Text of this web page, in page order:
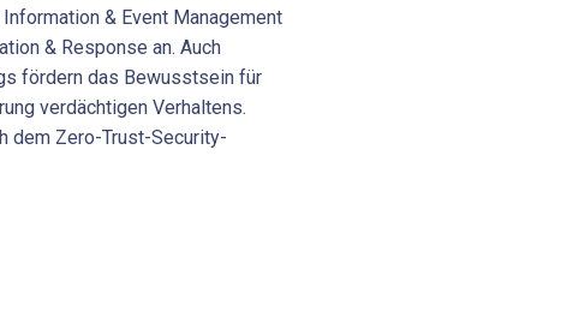
& Event Management
& Response an. Auch
fördern das Bewusstsein für
verdächtigen Verhaltens.
dem Zero-Trust-Security-